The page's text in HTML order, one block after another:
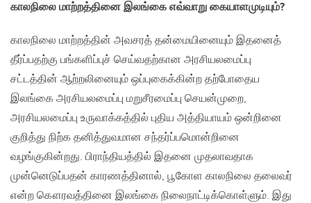
காலநிலை மாற்றத்தினை இலங்கை எவ்வாறு கையாளமுடியும்?
காலநிலை மாற்றத்தின் அவசரத் தன்மையினையும் இதனைத்
தீர்ப்பதற்கு பங்களிப்புச் செய்வதற்கான அரசியலமைப்பு
சட்டத்தின் ஆற்றலினையும் ஒப்புகைக்கின்ற தற்போதைய
இலங்கை அரசியலமைப்பு மறுசீரமைப்பு செயன்முறை,
அரசியலமைப்பு உருவாக்கத்தில் புதிய அத்தியாயம் ஒன்றினை
குறித்து நிற்க தனித்துவமான சந்தர்ப்பமொன்றினை
வழங்குகின்றது. பிராந்தியத்தில் இதனை முதலாவதாக
முன்னெடுப்பதன் காரணத்தினால், பூகோள காலநிலை தலைவர்
என்ற கௌரவத்தினை இலங்கை நிலைநாட்டிக்கொள்ளும். இது